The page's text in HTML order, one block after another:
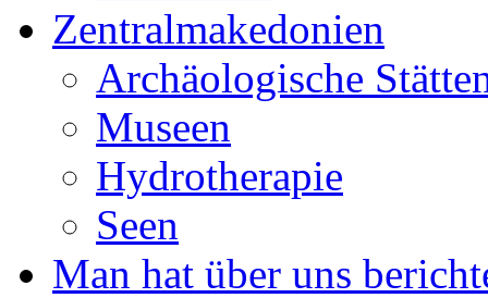
Zentralmakedonien
Archäologische
Museen
Hydrotherapie
Seen
Man hat über uns